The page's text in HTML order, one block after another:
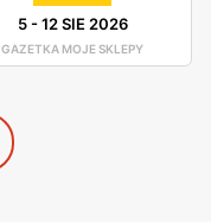
5-12 SIE 2026
GAZETKA MOJE SKLEPY